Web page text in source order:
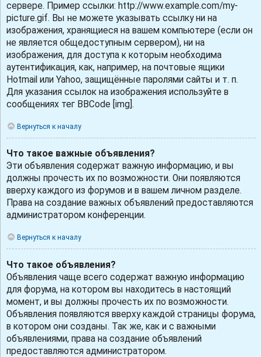
сервере. Пример ссылки: http://www.example.com/my-
picture.gif. Вы не можете указывать ссылку ни на
изображения, хранящиеся на вашем компьютере (если он
не является общедоступным сервером), ни на
изображения, для доступа к которым необходима
аутентификация, как, например, на почтовые ящики
Hotmail или Yahoo, защищённые паролями сайты и т. п.
Для указания ссылок на изображения используйте в
сообщениях тег BBCode [img].
Вернуться к началу
Что такое важные объявления?
Эти объявления содержат важную информацию, и вы
должны прочесть их по возможности. Они появляются
вверху каждого из форумов и в вашем личном разделе.
Права на создание важных объявлений предоставляются
администратором конференции.
Вернуться к началу
Что такое объявления?
Объявления чаще всего содержат важную информацию
для форума, на котором вы находитесь в настоящий
момент, и вы должны прочесть их по возможности.
Объявления появляются вверху каждой страницы форума,
в котором они созданы. Так же, как и с важными
объявлениями, права на создание объявлений
предоставляются администратором.